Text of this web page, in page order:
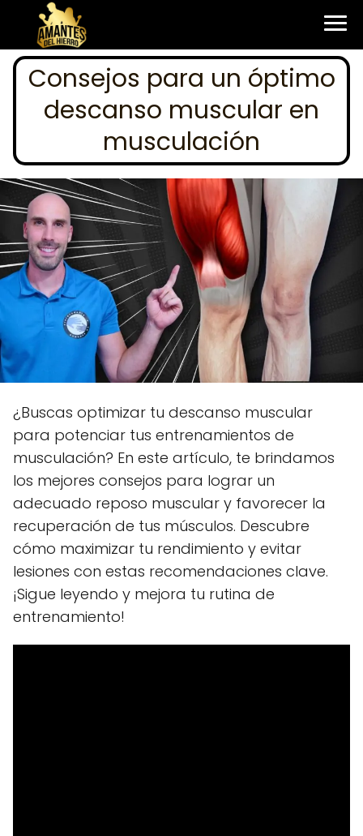
Consejos para un óptimo
descanso muscular en
musculación
¿Buscas optimizar tu descanso muscular
para potenciar tus entrenamientos de
musculación? En este artículo, te brindamos
los mejores consejos para lograr un
adecuado reposo muscular y favorecer la
recuperación de tus músculos. Descubre
cómo maximizar tu rendimiento y evitar
lesiones con estas recomendaciones clave.
¡Sigue leyendo y mejora tu rutina de
entrenamiento!